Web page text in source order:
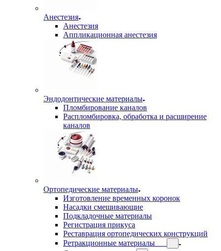
Анестезия
Анестезия
Аппликационная анестезия
Эндодонтические материалы
Пломбирование каналов
Распломбировка, обработка и расширение
каналов
Ортопедические материалы
Изготовление временных коронок
Насадки смешивающие
Подкладочные материалы
Регистрация прикуса
Реставрация ортопедических конструкций
Ретракционные материалы